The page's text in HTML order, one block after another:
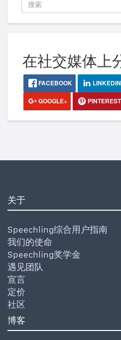
在社交媒体上
FACEBOOK LINKEDIN
GOOGLE+
PINTEREST
关于
Speechling综合用户指南
我们的使命
Speechling奖学金
遇见团队
宣言
定价
社区
博客